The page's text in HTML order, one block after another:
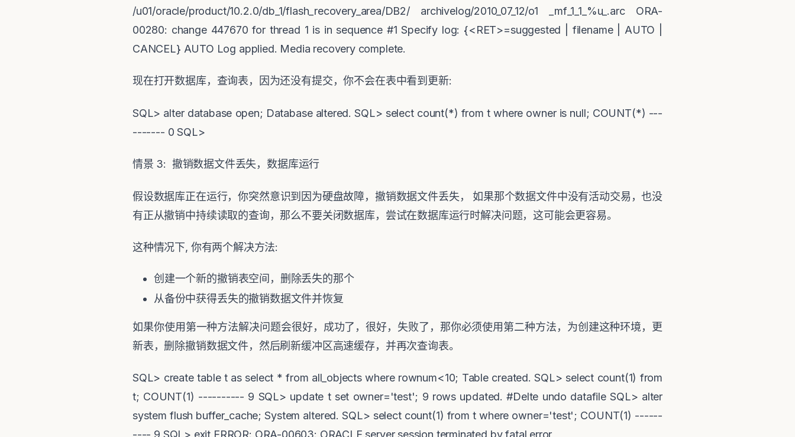
/u01/oracle/product/10.2.0/db_1/flash_recovery_area/DB2/ archivelog/2010_07_12/o1 _mf_1_1_%u_.arc ORA-
00280: change 447670 for thread 1 is in sequence #1 Specify log: {<RET>=suggested | filename | AUTO |
CANCEL} AUTO Log applied. Media recovery complete.
现在打开数据库，查询表，因为还没有提交，你不会在表中看到更新:
SQL> alter database open; Database altered. SQL> select count(*) from t where owner is null; COUNT(*) ---
------- 0 SQL>
情景 3: 撤销数据文件丢失，数据库运行
假设数据库正在运行，你突然意识到因为硬盘故障，撤销数据文件丢失， 如果那个数据文件中没有活动交易，也没
有正从撤销中持续读取的查询，那么不要关闭数据库，尝试在数据库运行时解决问题，这可能会更容易。
这种情况下, 你有两个解决方法:
创建一个新的撤销表空间，删除丢失的那个
从备份中获得丢失的撤销数据文件并恢复
如果你使用第一种方法解决问题会很好，成功了，很好，失败了，那你必须使用第二种方法，为创建这种环境，更
新表，删除撤销数据文件，然后刷新缓冲区高速缓存，并再次查询表。
SQL> create table t as select * from all_objects where rownum<10; Table created. SQL> select count(1) from
t; COUNT(1) ---------- 9 SQL> update t set owner='test'; 9 rows updated. #Delte undo datafile SQL> alter
system flush buffer_cache; System altered. SQL> select count(1) from t where owner='test'; COUNT(1) ------
---- 9 SQL> exit ERROR: ORA-00603: ORACLE server session terminated by fatal error